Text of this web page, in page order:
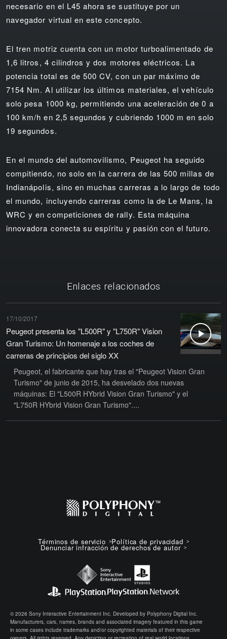
necesario en el L45 ahora se sustituye por un
navegador virtual en este concepto.
El tren motriz cuenta con un motor turboalimentado de
1,6 litros, 4 cilindros y dos motores eléctricos. La
potencia total es de 500 CV, con un par máximo de
7154 Nm. Al utilizar los últimos materiales, el vehículo
solo pesa 1000 kg, permitiendo una aceleración de 0 a
100 km/h en 2,5 segundos y cubriendo 1000 m en solo
19 segundos.
En el mundo del automovilismo, Peugeot ha seguido
compitiendo, no solo en la carrera de las 500 millas de
Indianápolis, sino en muchas carreras a lo largo de todo
el mundo, incluyendo carreras como la de Le Mans, la
WRC y en competiciones de rally. Esta máquina
innovadora conecta su espíritu y pasión con el futuro.
Enlaces relacionados
17/10/2017
Peugeot presenta los "L500R" y "L750R" Vision
Gran Turismo: Un homenaje a los coches de
carreras de principios del siglo XX
Peugeot, el fabricante que hay tras el "Peugeot Vision Gran
Turismo" de junio de 2015, ha desvelado dos nuevas
máquinas: El "L500R HYbrid Vision Gran Turismo" y el
"L750R HYbrid Vision Gran Turismo"....
Términos de servicio Política de privacidad
Denunciar infracción de derechos de autor
© 2026 Sony Interactive Entertainment Inc. Developed by Polyphony Digital Inc.
Manufacturers, cars, names, brands and associated imagery featured in this game
in some cases include trademarks and/or copyrighted materials of their respective